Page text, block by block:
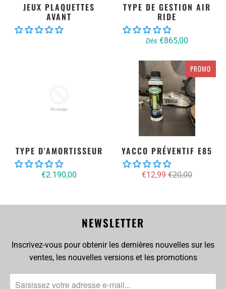
JEUX PLAQUETTES
AVANT
TYPE DE GESTION AIR
RIDE
Dès €865,00
TYPE D'AMORTISSEUR
€2.190,00
PROMO
YACCO PRÉVENTIF E85
€12,99 €20,00
NEWSLETTER
Inscrivez-vous pour obtenir les dernières nouvelles sur les
ventes, les nouvelles versions et les promotions